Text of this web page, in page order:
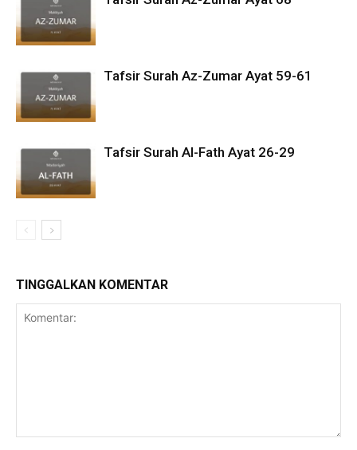
Tafsir Surah Az-Zumar Ayat 59-61
Tafsir Surah Al-Fath Ayat 26-29
TINGGALKAN KOMENTAR